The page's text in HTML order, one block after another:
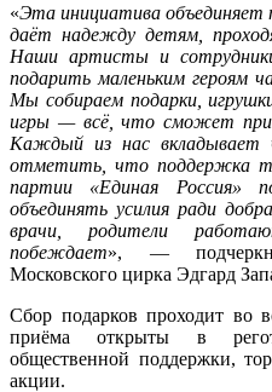
«Эта инициатива объединяет
даёт надежду детям,
Наши артисты и
подарить маленьким героям
Мы собираем подарки,
игры — всё, что сможет
Каждый из нас вкладывает
отметить, что поддержка
партии «Единая Россия»
объединять усилия ради
врачи, родители
побеждает», —
Московского цирка Эдгард
Сбор подарков проходит во
приёма открыты в
общественной поддержки,
акции.